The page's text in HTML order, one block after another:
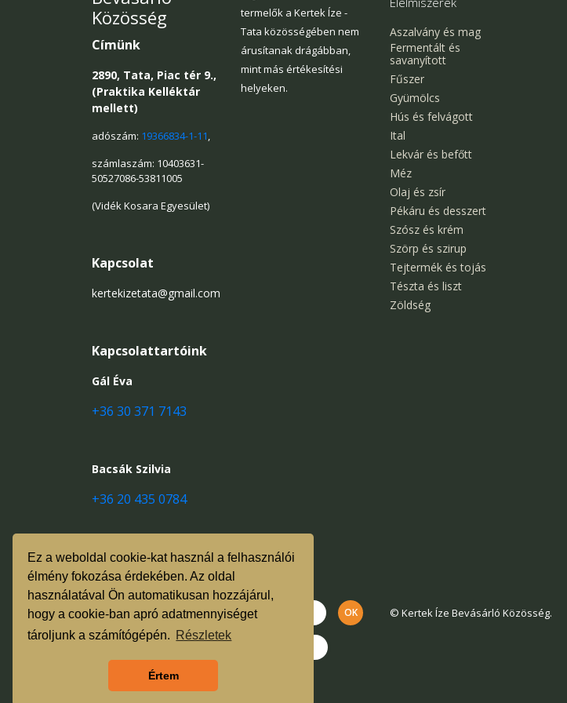
Ez a weboldal cookie-kat használ a felhasználói
élmény fokozása érdekében. Az oldal
használatával Ön automatikusan hozzájárul,
hogy a cookie-ban apró adatmennyiséget
tároljunk a számítógépén. Részletek
Értem
Közösség
Címünk
2890, Tata, Piac tér 9.,
(Praktika Kelléktár
mellett)
adószám: 19366834-1-11,
számlaszám: 10403631-
50527086-53811005
(Vidék Kosara Egyesület)
Kapcsolat
kertekizetata@gmail.com
Kapcsolattartóink
Gál Éva
+36 30 371 7143
Bacsák Szilvia
+36 20 435 0784
termelők a Kertek Íze -
Tata közösségében nem
árusítanak drágábban,
mint más értékesítési
helyeken.
Aszalvány és mag
Fermentált és
savanyított
Fűszer
Gyümölcs
Hús és felvágott
Ital
Lekvár és befőtt
Méz
Olaj és zsír
Pékáru és desszert
Szósz és krém
Szörp és szirup
Tejtermék és tojás
Tészta és liszt
Zöldség
Szeretnék feliratkozni a hírlevélre.
© Kertek Íze Bevásárló Közösség.